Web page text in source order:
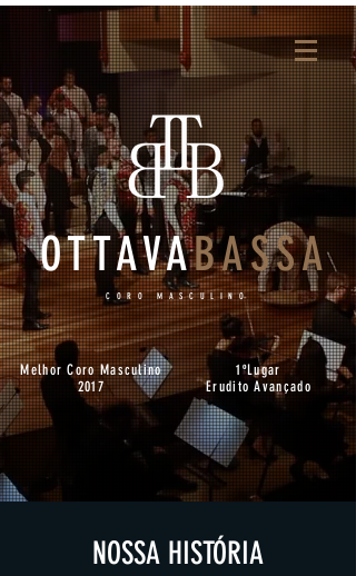
NOSSA HISTÓRIA
OTTAVABASSA
CORO MASCULINO
Melhor Coro Masculino
2017
1ºLugar
Erudito Avançado